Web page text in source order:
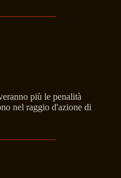
più le penalità
nel raggio d'azione di